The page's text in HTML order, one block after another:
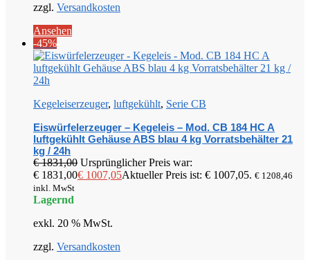
zzgl. Versandkosten
Ansehen
-45%
Kegeleiserzeuger, luftgekühlt, Serie CB
Eiswürfelerzeuger – Kegeleis – Mod. CB 184 HC A
luftgekühlt Gehäuse ABS blau 4 kg Vorratsbehälter 21
kg / 24h
€1831,00 Ursprünglicher Preis war:
€ 1831,00€ 1007,05Aktueller Preis ist: € 1007,05. € 1208,46
inkl. MwSt
Lagernd
exkl. 20 % MwSt.
zzgl. Versandkosten